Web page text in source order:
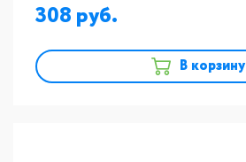
308
В корзину